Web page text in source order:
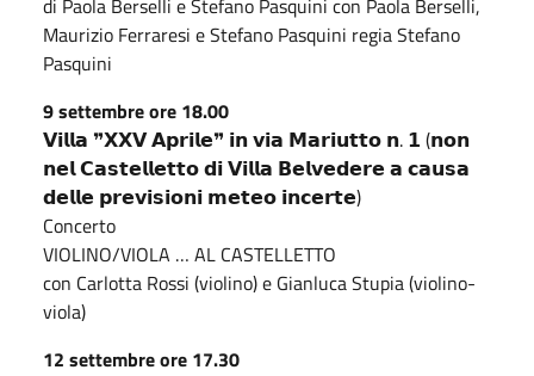
di Paola Berselli e Stefano Pasquini con Paola Berselli,
Maurizio Ferraresi e Stefano Pasquini regia Stefano
Pasquini
9 settembre ore 18.00
𝗩𝗶𝗹𝗹𝗮 ❞𝗫𝗫𝗩 𝗔𝗽𝗿𝗶𝗹𝗲❞ 𝗶𝗻 𝘃𝗶𝗮 𝗠𝗮𝗿𝗶𝘂𝘁𝘁𝗼 𝗻. 𝟭 (𝗻𝗼𝗻
𝗻𝗲𝗹 𝗖𝗮𝘀𝘁𝗲𝗹𝗹𝗲𝘁𝘁𝗼 𝗱𝗶 𝗩𝗶𝗹𝗹𝗮 𝗕𝗲𝗹𝘃𝗲𝗱𝗲𝗿𝗲 𝗮 𝗰𝗮𝘂𝘀𝗮
𝗱𝗲𝗹𝗹𝗲 𝗽𝗿𝗲𝘃𝗶𝘀𝗶𝗼𝗻𝗶 𝗺𝗲𝘁𝗲𝗼 𝗶𝗻𝗰𝗲𝗿𝘁𝗲)
Concerto
VIOLINO/VIOLA … AL CASTELLETTO
con Carlotta Rossi (violino) e Gianluca Stupia (violino-
viola)
12 settembre ore 17.30